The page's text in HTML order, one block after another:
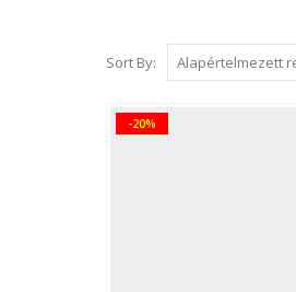
Sort By:
-20%